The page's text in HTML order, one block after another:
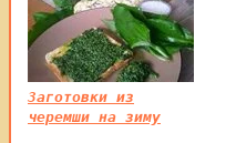
Заготовки из
черемши на зиму